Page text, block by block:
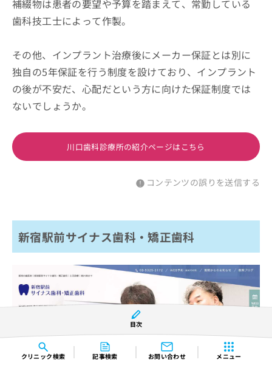
クリニック検索 記事検索 お問い合わせ メニュー
補綴物は患者の要望や予算を踏まえて、常勤している
歯科技工士によって作製。
その他、インプラント治療後にメーカー保証とは別に
独自の5年保証を行う制度を設けており、インプラント
の後が不安だ、心配だという方に向けた保証制度では
ないでしょうか。
川口歯科診療所の紹介ページはこちら
コンテンツの誤りを送信する
新宿駅前サイナス歯科・矯正歯科
※引用：https://www.shinjuku-dc.com/
目次